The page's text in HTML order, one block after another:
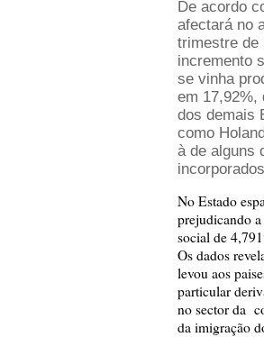
De acordo
afectará no
trimestre de
incremento
se vinha
em 17,92%,
dos demais
como
à de alguns
No Estado
prejudicando
social de
Os dados
levou aos
particular
no sector da
da imigração